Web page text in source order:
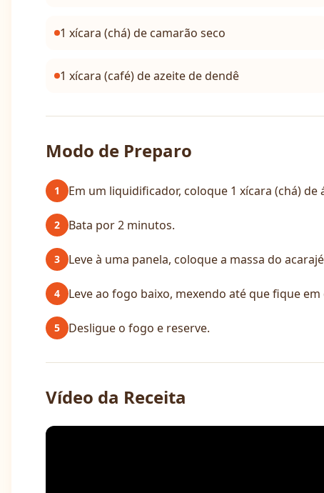
1 xícara (chá) de camarão seco
1 xícara (café) de azeite de dendê
Modo de Preparo
1 Em um liquidificador, coloque 1 xícara (chá)
2 Bata por 2 minutos.
3 Leve à uma panela, coloque a massa do
4 Leve ao fogo baixo, mexendo até que fique
5 Desligue o fogo e reserve.
Vídeo da Receita